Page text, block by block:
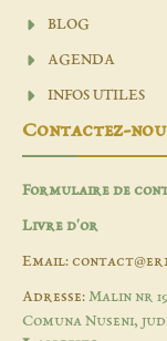
BLOG
AGENDA
INFOS UTILES
Contactez-
Formulaire de
Livre d'or
Email:
Adresse: Malin nr
Comuna Nuseni,